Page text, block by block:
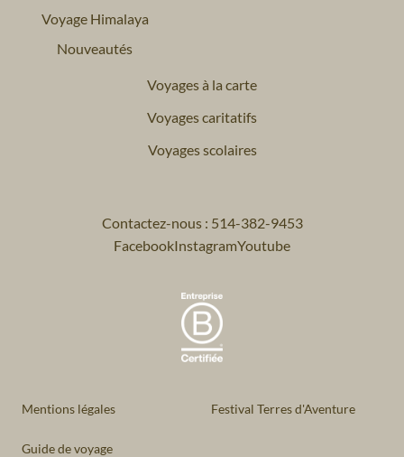
Voyage Himalaya
Nouveautés
Voyages à la carte
Voyages caritatifs
Voyages scolaires
Contactez-nous : 514-382-9453
FacebookInstagramYoutube
Mentions légales Festival Terres d'Aventure
Guide de voyage